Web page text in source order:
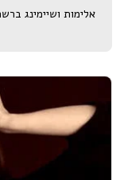
אלימות ושיימינג